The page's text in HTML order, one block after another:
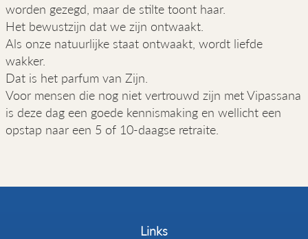
worden gezegd, maar de stilte toont haar.
Het bewustzijn dat we zijn ontwaakt.
Als onze natuurlijke staat ontwaakt, wordt liefde
wakker.
Dat is het parfum van Zijn.
Voor mensen die nog niet vertrouwd zijn met Vipassana
is deze dag een goede kennismaking en wellicht een
opstap naar een 5 of 10-daagse retraite.
Links